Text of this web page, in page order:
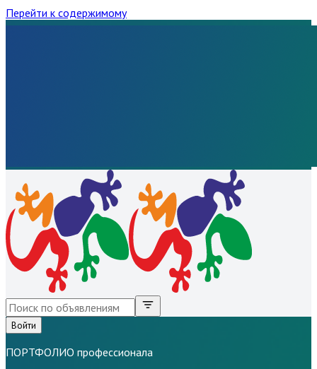
Перейти к содержимому
Войти
ПОРТФОЛИО профессионала